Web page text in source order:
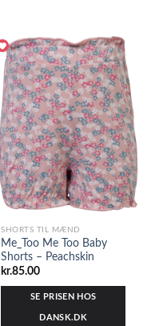
SHORTS TIL MÆND
Me_Too Me Too Baby
Shorts – Peachskin
kr.85.00
SE PRISEN HOS
DANSK.DK